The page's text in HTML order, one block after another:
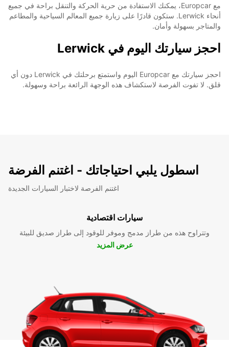
مع Europcar، يمكنك الاستفادة من حرية الحركة والتنقل براحة في جميع
أنحاء Lerwick. ستكون قادرًا على زيارة جميع المعالم السياحية والمطاعم
والمتاجر بسهولة وأمان.
احجز سيارتك اليوم في Lerwick
احجز سيارتك مع Europcar اليوم واستمتع برحلتك في Lerwick دون أي
قلق. لا تفوت الفرصة لاستكشاف هذه الوجهة الرائعة براحة وسهولة.
اسطول يلبي احتياجاتك - اغتنم الفرضة
اغتنم الفرصة لاختبار السيارات الجديدة
سيارات اقتصادية
وتتراوح هذه من طراز مدمج وموفر للوقود إلى طراز صديق للبيئة
عرض المزيد